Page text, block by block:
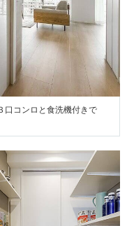
口コンロと食洗機付きで